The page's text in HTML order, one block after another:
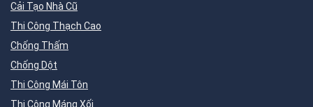
Cải Tạo Nhà Cũ
Thi Công Thạch Cao
Chống Thấm
Chống Dột
Thi Công Mái Tôn
Thi Công Máng Xối